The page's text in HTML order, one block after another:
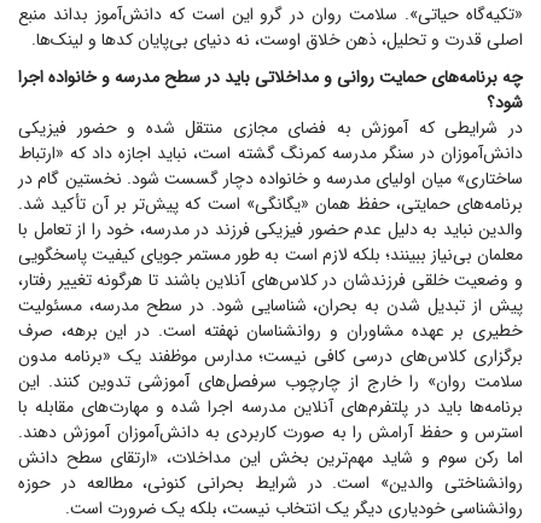
«تکیه‌گاه حیاتی». سلامت روان در گرو این است که دانش‌آموز بداند منبع
اصلی قدرت و تحلیل، ذهن خلاق اوست، نه دنیای بی‌پایان کد‌ها و لینک‌ها.
چه برنامه‌های حمایت روانی و مداخلاتی باید در سطح مدرسه و خانواده اجرا
شود؟
در شرایطی که آموزش به فضای مجازی منتقل شده و حضور فیزیکی
دانش‌آموزان در سنگر مدرسه کمرنگ گشته است، نباید اجازه داد که «ارتباط
ساختاری» میان اولیای مدرسه و خانواده دچار گسست شود. نخستین گام در
برنامه‌های حمایتی، حفظ همان «یگانگی» است که پیش‌تر بر آن تأکید شد.
والدین نباید به دلیل عدم حضور فیزیکی فرزند در مدرسه، خود را از تعامل با
معلمان بی‌نیاز ببینند؛ بلکه لازم است به طور مستمر جویای کیفیت پاسخگویی
و وضعیت خلقی فرزندشان در کلاس‌های آنلاین باشند تا هرگونه تغییر رفتار،
پیش از تبدیل شدن به بحران، شناسایی شود. در سطح مدرسه، مسئولیت
خطیری بر عهده مشاوران و روانشناسان نهفته است. در این برهه، صرف
برگزاری کلاس‌های درسی کافی نیست؛ مدارس موظفند یک «برنامه مدون
سلامت روان» را خارج از چارچوب سرفصل‌های آموزشی تدوین کنند. این
برنامه‌ها باید در پلتفرم‌های آنلاین مدرسه اجرا شده و مهارت‌های مقابله با
استرس و حفظ آرامش را به صورت کاربردی به دانش‌آموزان آموزش دهند.
اما رکن سوم و شاید مهم‌ترین بخش این مداخلات، «ارتقای سطح دانش
روانشناختی والدین» است. در شرایط بحرانی کنونی، مطالعه در حوزه
روانشناسی خودیاری دیگر یک انتخاب نیست، بلکه یک ضرورت است.